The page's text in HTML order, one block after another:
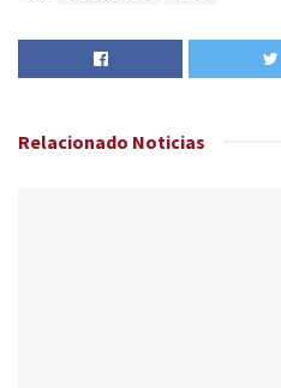
Relacionado Noticias